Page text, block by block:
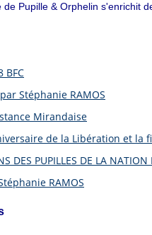
Pupille & Orphelin s'enrichit
BFC
Stéphanie RAMOS
Mirandaise
de la Libération et la
DES PUPILLES DE LA
RAMOS